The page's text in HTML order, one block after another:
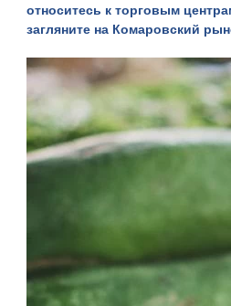
относитесь к торговым
загляните на Комаровский